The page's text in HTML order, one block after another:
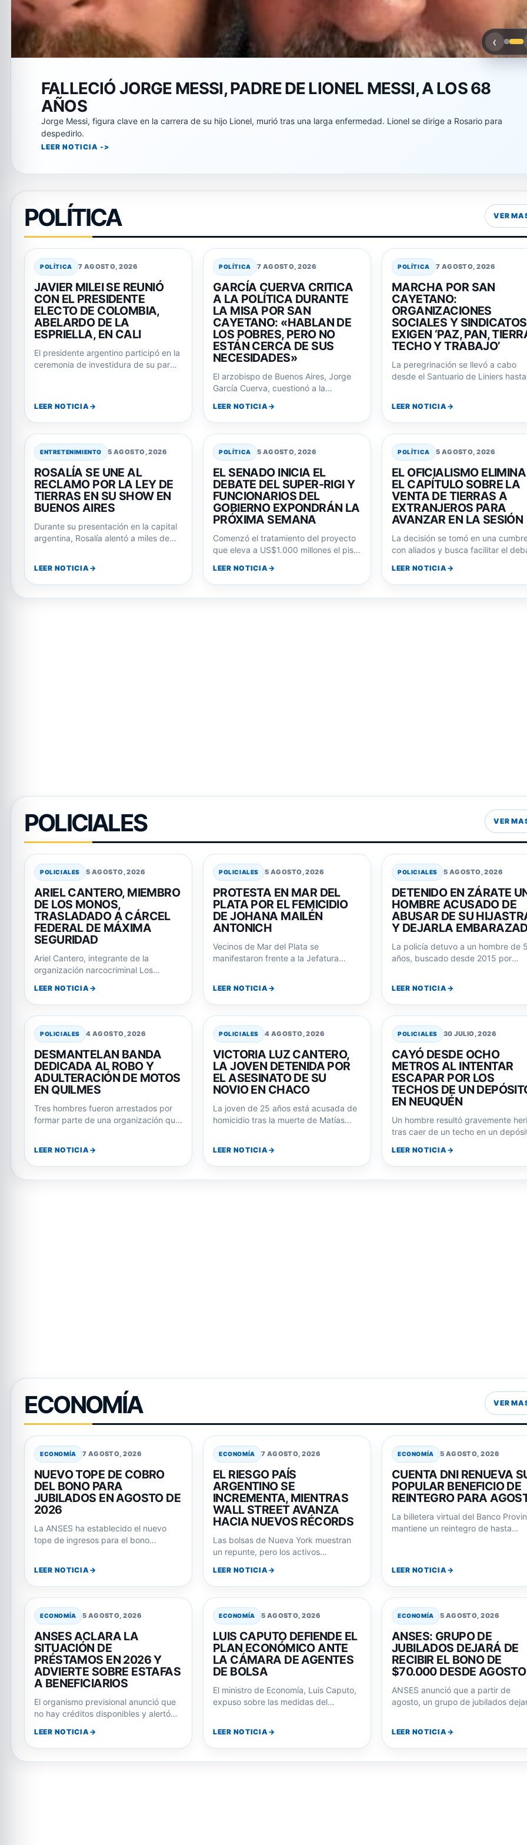
AMENAZARON A MESSI DURANTE EL MUNDIAL!
Durante el Mundial, Leo Messi fue el jugador más amenazado, recibiendo advertencias de atentados suicidas.
LEER NOTICIA
‹
POLÍTICA
POLÍTICA 7 AGOSTO, 2026
JAVIER MILEI SE REUNIÓ
CON EL PRESIDENTE
ELECTO DE COLOMBIA,
ABELARDO DE LA
ESPRIELLA, EN CALI
El presidente argentino participó en la
ceremonia de investidura de su par
entre ambos…
POLÍTICA 7 AGOSTO, 2026
GARCÍA CUERVA CRITICA
A LA POLÍTICA DURANTE
LA MISA POR SAN
CAYETANO: «HABLAN DE
LOS POBRES, PERO NO
ESTÁN CERCA DE SUS
NECESIDADES»
El arzobispo de Buenos Aires, Jorge
García Cuerva, cuestionó a la
San…
LEER NOTICIA
POLÍTICA 7 AGOSTO, 2026
MARCHA POR SAN
CAYETANO:
ORGANIZACIONES
SOCIALES Y SINDICATOS
EXIGEN ‘PAZ, PAN, TIERRA,
TECHO Y TRABAJO’
La peregrinación se llevó a cabo
desde el Santuario de Liniers hasta
LEER NOTICIA
ENTRETENIMIENTO 5 AGOSTO, 2026
ROSALÍA SE UNE AL
RECLAMO POR LA LEY DE
TIERRAS EN SU SHOW EN
BUENOS AIRES
Durante su presentación en la capital
argentina, Rosalía alentó a miles de
LEER NOTICIA
POLÍTICA 5 AGOSTO, 2026
EL SENADO INICIA EL
DEBATE DEL SUPER-RIGI Y
FUNCIONARIOS DEL
GOBIERNO EXPONDRÁN LA
PRÓXIMA SEMANA
Comenzó el tratamiento del proyecto
que eleva a US$1.000 millones el piso
beneficios…
LEER NOTICIA
POLÍTICA 5 AGOSTO, 2026
EL OFICIALISMO ELIMINA
EL CAPÍTULO SOBRE LA
VENTA DE TIERRAS A
EXTRANJEROS PARA
AVANZAR EN LA SESIÓN
La decisión se tomó en una cumbre
con aliados y busca facilitar el
LEER NOTICIA
POLICIALES
POLICIALES 5 AGOSTO, 2026
ARIEL CANTERO, MIEMBRO
DE LOS MONOS,
TRASLADADO A CÁRCEL
FEDERAL DE MÁXIMA
SEGURIDAD
Ariel Cantero, integrante de la
organización narcocriminal Los
federal tras su imputación…
LEER NOTICIA
POLICIALES 5 AGOSTO, 2026
PROTESTA EN MAR DEL
PLATA POR EL FEMICIDIO
DE JOHANA MAILÉN
ANTONICH
Vecinos de Mar del Plata se
manifestaron frente a la Jefatura
respuestas por el…
LEER NOTICIA
POLICIALES 5 AGOSTO, 2026
DETENIDO EN ZÁRATE UN
HOMBRE ACUSADO DE
ABUSAR DE SU
Y DEJARLA
La policía detuvo a un hombre de
años, buscado desde 2015 por
LEER NOTICIA
POLICIALES 4 AGOSTO, 2026
DESMANTELAN BANDA
DEDICADA AL ROBO Y
ADULTERACIÓN DE MOTOS
EN QUILMES
Tres hombres fueron arrestados por
formar parte de una organización que
LEER NOTICIA
POLICIALES 4 AGOSTO, 2026
VICTORIA LUZ CANTERO,
LA JOVEN DETENIDA POR
EL ASESINATO DE SU
NOVIO EN CHACO
La joven de 25 años está acusada de
homicidio tras la muerte de Matías
LEER NOTICIA
POLICIALES 30 JULIO, 2026
CAYÓ DESDE OCHO
METROS AL INTENTAR
ESCAPAR POR LOS
TECHOS DE UN DEPÓSITO
EN NEUQUÉN
Un hombre resultó gravemente
tras caer de un techo en un
LEER NOTICIA
ECONOMÍA
ECONOMÍA 7 AGOSTO, 2026
NUEVO TOPE DE COBRO
DEL BONO PARA
JUBILADOS EN AGOSTO DE
2026
La ANSES ha establecido el nuevo
tope de ingresos para el bono
haberes de…
LEER NOTICIA
ECONOMÍA 7 AGOSTO, 2026
EL RIESGO PAÍS
ARGENTINO SE
INCREMENTA, MIENTRAS
WALL STREET AVANZA
HACIA NUEVOS RÉCORDS
Las bolsas de Nueva York muestran
un repunte, pero los activos
tendencia, con…
LEER NOTICIA
ECONOMÍA 5 AGOSTO, 2026
CUENTA DNI RENUEVA SU
POPULAR BENEFICIO DE
REINTEGRO PARA
La billetera virtual del Banco
mantiene un reintegro de hasta
adheridos durante…
ECONOMÍA 5 AGOSTO, 2026
ANSES ACLARA LA
SITUACIÓN DE
PRÉSTAMOS EN 2026 Y
ADVIERTE SOBRE ESTAFAS
A BENEFICIARIOS
El organismo previsional anunció que
no hay créditos disponibles y alertó
y…
LEER NOTICIA
ECONOMÍA 5 AGOSTO, 2026
LUIS CAPUTO DEFIENDE EL
PLAN ECONÓMICO ANTE
LA CÁMARA DE AGENTES
DE BOLSA
El ministro de Economía, Luis Caputo,
expuso sobre las medidas del
Javier…
LEER NOTICIA
ECONOMÍA 5 AGOSTO, 2026
ANSES: GRUPO DE
JUBILADOS DEJARÁ DE
RECIBIR EL BONO DE
$70.000 DESDE AGOSTO
ANSES anunció que a partir de
agosto, un grupo de jubilados
LEER NOTICIA